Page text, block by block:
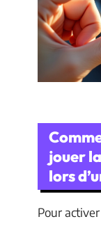
jouer
lors
Pour